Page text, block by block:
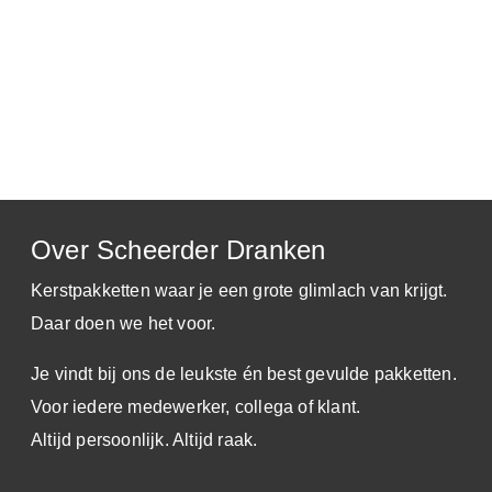
Over Scheerder Dranken
Kerstpakketten waar je een grote glimlach van krijgt.
Daar doen we het voor.
Je vindt bij ons de leukste én best gevulde pakketten.
Voor iedere medewerker, collega of klant.
Altijd persoonlijk. Altijd raak.